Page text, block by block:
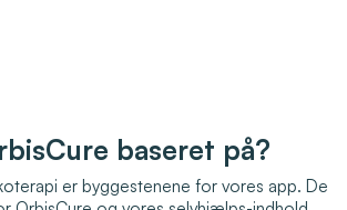
baseret på?
er byggestenene for vores app. De